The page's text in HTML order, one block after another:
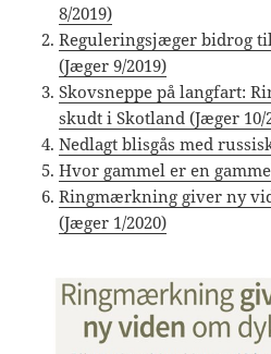
8/2019)
Reguleringsjæger bidrog
(Jæger 9/2019)
Skovsneppe på langfart:
skudt i Skotland (Jæger 10/
Nedlagt blisgås med
Hvor gammel er en
Ringmærkning giver ny
(Jæger 1/2020)